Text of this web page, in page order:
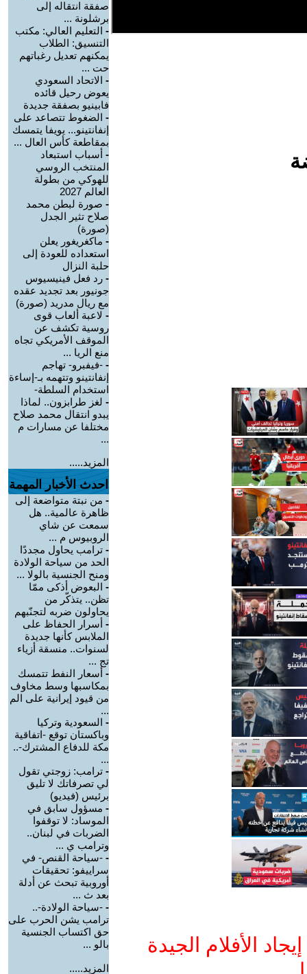
الأفلام الجيدة
صفقة انتقاله إلى
برشلونة ...
- التعليم العالي: مكتب
التنسيق: الطلاب
يمكنهم تعديل رغباتهم
حت ...
- الاتحاد السعودي
يعوض رحيل قائده
فابينيو بصفقة جديدة
- الضغوط تتصاعد على
إنفانتينو... يويفا يتمسك
بمقاطعة كأس العال ...
- أسباب استبعاد
المنتخب الروسي
للهوكي من بطولة
العالم 2027
- صورة لبطن محمد
صلاح تثير الجدل
(صورة)
- ماكغريغور يعلن
استعداده للعودة إلى
حلبة النزال
- رد فعل فينيسيوس
جونيور بعد تجديد عقده
مع ريال مدريد (صورة)
- لاعبة ألعاب قوى
روسية تكشف عن
الموقف الأمريكي تجاه
منع الريا ...
- -فيفبرو- تهاجم
إنفانتينو وتتهمه بـ-إساءة
استخدام السلطة-
- لغز طرابزون.. لماذا
يبدو انتقال محمد صلاح
مختلفا عن مسارات م
...
المزيد.....
احدث الأخبار المهمة
- من نبتة متواضعة إلى
ظاهرة عالمية.. هل
سمعت عن شاي
الروبيوس م ...
- ترامب يحاول مجددًا
الحد من سياحة الولادة
ومنح الجنسية بالولا ...
- البعوض أذكى ممّا
تظن.. يتذكّر من
يحاولون ضربه لتجنّبهم
- أسرار الحفاظ على
الملابس كأنها جديدة
لسنوات.. منسقة أزياء
تج ...
- أسعار النفط تتمسك
بمكاسبها وسط مخاوف
من قيود إيرانية على الم
...
- السعودية وتركيا
وباكستان توقع -اتفاقية
مكة للدفاع المشترك-..
...
- ترامب: زوجتي تقول
لي تصرفاتك لا تليق
برئيس (فيديو)
- مسؤول سابق في
الموساد: لا توقفوا
الضربات في لبنان..
وترامب ي ...
- -سياحة القنص- في
سراييفو: تحقيقات
أوروبية تبحث عن أدلة
بعد ث ...
- -سياحة الولادة-..
ترامب يشن الحرب على
حق اكتساب الجنسية
بالو ...
المزيد.....